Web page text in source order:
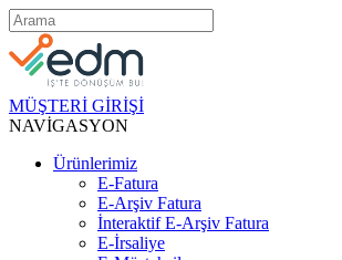
MÜŞTERİ GİRİŞİ
NAVİGASYON
Ürünlerimiz
E-Fatura
E-Arşiv Fatura
İnteraktif E-Arşiv Fatura
E-İrsaliye